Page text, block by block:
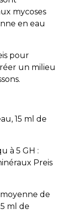
mycoses
en eau
pour
un milieu
15 ml de
à 5 GH :
Preis
de
5 ml de